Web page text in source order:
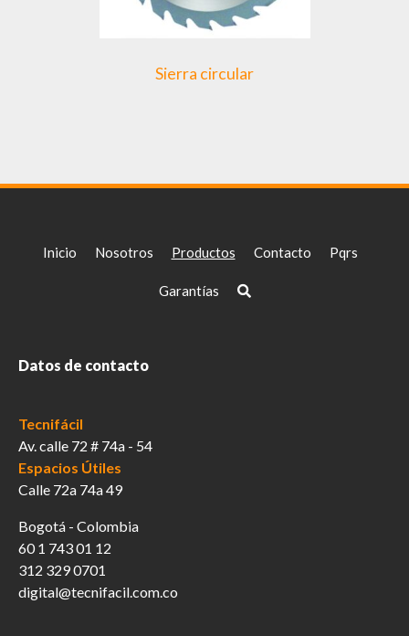
Sierra circular
Inicio Nosotros Productos Contacto Pqrs
Garantías
Datos de contacto
Tecnifácil
Av. calle 72 # 74a - 54
Espacios Útiles
Calle 72a 74a 49
Bogotá - Colombia
60 1 743 01 12
312 329 0701
digital@tecnifacil.com.co